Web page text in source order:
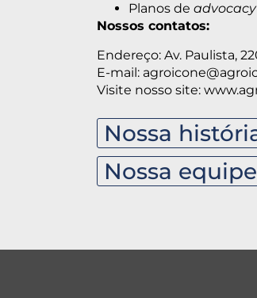
Planos de advocacy
Nossos contatos:
Endereço: Av. Paulista,
E-mail:
Visite nosso site:
Nossa
Nossa equipe